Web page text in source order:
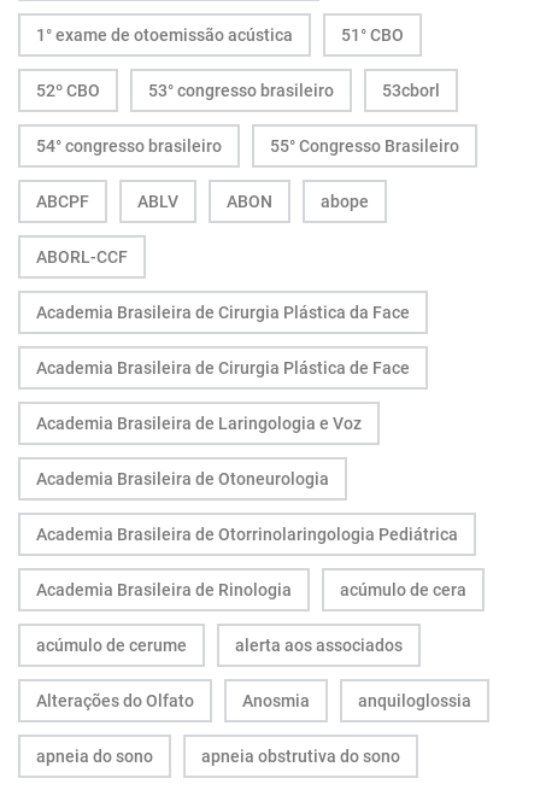
1° exame de otoemissão acústica 51° CBO
52º CBO 53° congresso brasileiro 53cborl
54° congresso brasileiro 55° Congresso Brasileiro
ABCPF ABLV ABON abope
ABORL-CCF
Academia Brasileira de Cirurgia Plástica da Face
Academia Brasileira de Cirurgia Plástica de Face
Academia Brasileira de Laringologia e Voz
Academia Brasileira de Otoneurologia
Academia Brasileira de Otorrinolaringologia Pediátrica
Academia Brasileira de Rinologia acúmulo de cera
acúmulo de cerume alerta aos associados
Alterações do Olfato Anosmia anquiloglossia
apneia do sono apneia obstrutiva do sono